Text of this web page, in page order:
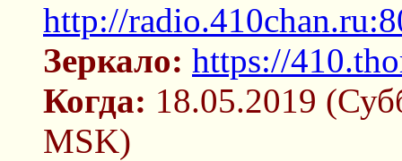
http://
Зеркало: https://
Когда: 18.05.2019
MSK)